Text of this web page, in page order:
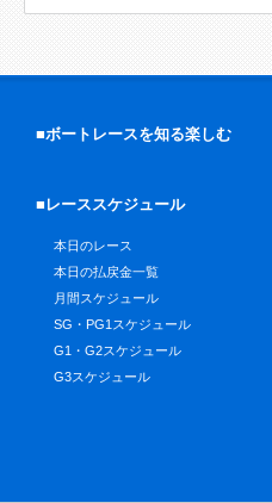
■ボートレースを知る楽しむ
■レーススケジュール
本日のレース
本日の払戻金一覧
月間スケジュール
SG・PG1スケジュール
G1・G2スケジュール
G3スケジュール